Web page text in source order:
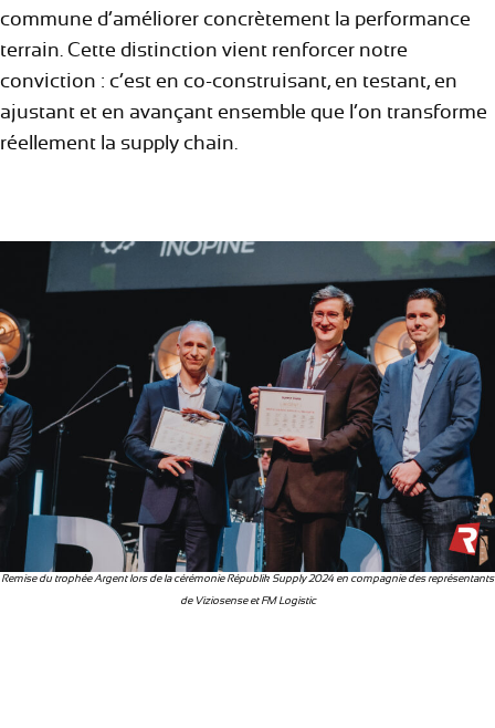
commune d’améliorer concrètement la performance
terrain. Cette distinction vient renforcer notre
conviction : c’est en co-construisant, en testant, en
ajustant et en avançant ensemble que l’on transforme
réellement la supply chain.
Remise du trophée Argent lors de la cérémonie Républik Supply 2024 en compagnie des représentants
de Viziosense et FM Logistic